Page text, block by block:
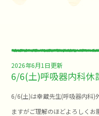
2026年6月1日更新
6/6(土)呼吸器内科休
6/6(土)は幸蔵先生(呼吸器内科)
ますがご理解のほどよろしくお